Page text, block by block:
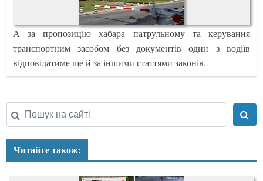
А за пропозицію хабара патрульному та керування
транспортним засобом без документів один з водіїв
відповідатиме ще й за іншими статтями законів.
Читайте також: